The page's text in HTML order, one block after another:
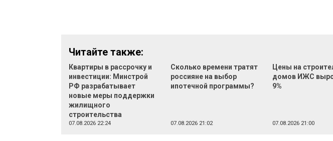
Читайте также:
Квартиры в рассрочку и
инвестиции: Минстрой
РФ разрабатывает
новые меры поддержки
жилищного
строительства
07.08.2026 22:24
Сколько времени тратят
россияне на выбор
ипотечной программы?
07.08.2026 21:02
Цены на
домов ИЖС
9%
07.08.2026 21:00